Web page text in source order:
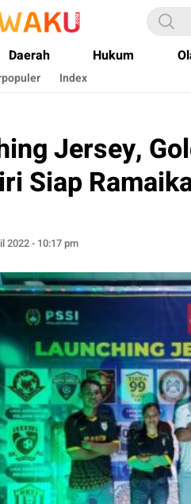
Anak Maluku
Daerah Hukum
Index
Jersey,
Siap
2022 - 10:17 pm